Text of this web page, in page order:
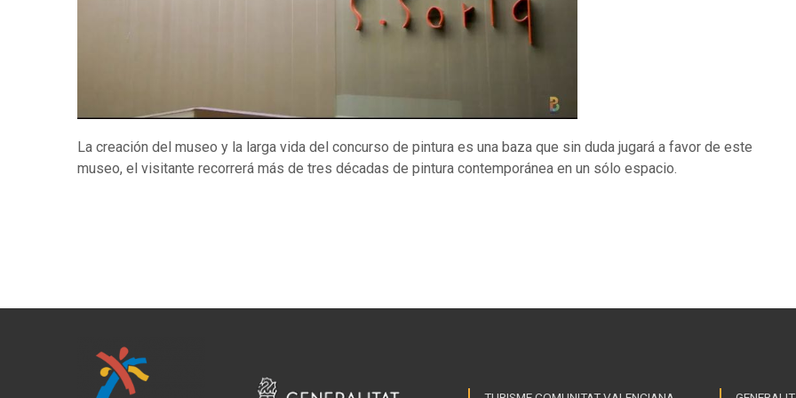
La creación del museo y la larga vida del concurso de pintura es una baza que sin duda jugará a favor de este
museo, el visitante recorrerá más de tres décadas de pintura contemporánea en un sólo espacio.